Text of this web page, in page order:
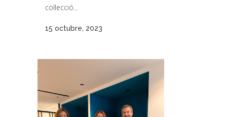
col·lecció...
15 octubre, 2023